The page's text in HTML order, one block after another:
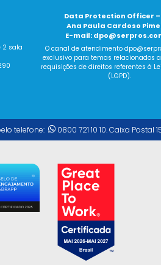
2 sala
Data Protection Officer –
Ana Paula Cardoso
E-mail:
O canal deatendimento
exclusivo para temas relacionados
requisições dedireitos referentes à
(LGPD).
telefone: 0800 721 10 10. Caixa Postal